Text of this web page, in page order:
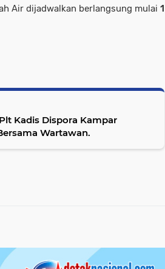
Air dijadwalkan berlangsung mulai 1
Kadis Dispora Kampar
Wartawan.